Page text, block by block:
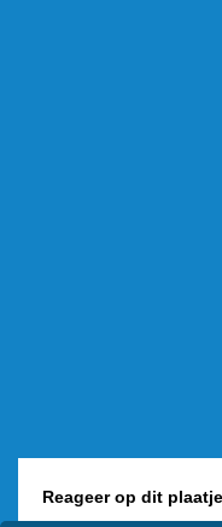
Reageer op dit plaatje